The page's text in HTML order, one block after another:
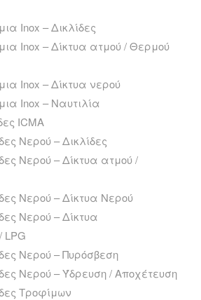
Inox – Δικλίδες
Inox – Δίκτυα ατμού / Θερμού
Inox – Δίκτυα νερού
Inox – Ναυτιλία
ICMA
Νερού – Δικλίδες
Νερού – Δίκτυα ατμού /
Νερού – Δίκτυα Νερού
Νερού – Δίκτυα
LPG
Νερού – Πυρόσβεση
Νερού – Ύδρευση / Αποχέτευση
Τροφίμων